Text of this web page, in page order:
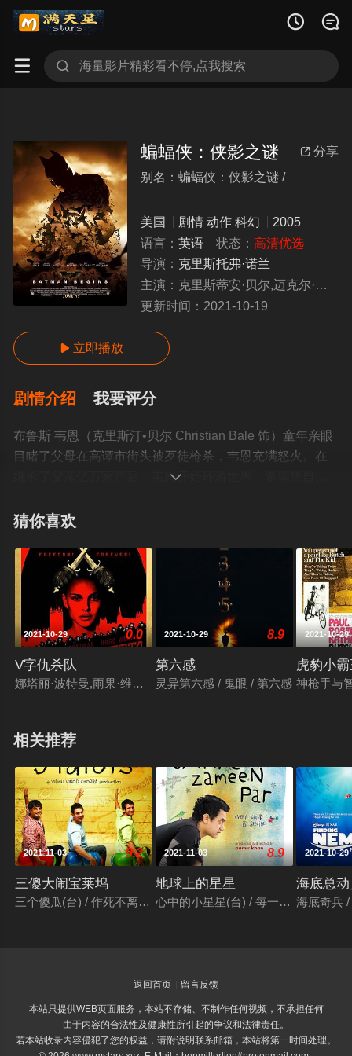
 
 
 分享
蝙蝠侠：侠影之谜
别名：蝙蝠侠：侠影之谜 /
美国
剧情 动作 科幻
2005
语言： 英语 状态： 高清优选
导演： 克里斯托弗·诺兰
主演： 克里斯蒂安·贝尔,迈克尔·凯恩,连姆·尼森,凯蒂·霍尔姆斯
更新时间： 2021-10-19
 立即播放
剧情介绍 我要评分
布鲁斯 韦恩（克里斯汀•贝尔 Christian Bale 饰）童年亲眼
目睹了父母在高谭市街头被歹徒枪杀，韦恩充满怒火。在
继承了父亲亿万家产后，韦恩开始环游世界，希望凭自己
洲他亲自体现了犯罪的感觉，最后被捕入狱。他在狱中遇
的意志力。韦恩很快被神秘的影忍者盟看上，忍者大师一
直想邀他加入。韦恩不久发现影忍者盟对自己的家乡高谭
市另有企图，他毅然回到了故乡。韦恩在自己的庄园发现
了一个地下室，从此他多了一个身份—蝙蝠侠。蝙蝠侠开
始了对抗笼罩在高谭市的黑暗。©豆瓣

猜你喜欢
2021-10-29 0.0
V字仇杀队
娜塔丽·波特曼,雨果·维文,约翰·赫特,斯蒂芬·瑞,斯蒂芬·弗雷,詹姆
2021-10-29 8.9
第六感
灵异第六感 / 鬼眼 / 第六感
2021-10-29
虎豹小
神枪手与
相关推荐
2021-11-03 9.2
三傻大闹宝莱坞
三个傻瓜(台) / 作死不离3兄弟(港) / 三个白痴 / 三个傻蛋 / 三个呆
2021-11-03 8.9
地球上的星星
心中的小星星(台) / 每一个孩子都是特
2021-10-29
海底总
海底奇兵
返回首页 留言反馈
本站只提供WEB页面服务，本站不存储、不制作任何视频，不承担任何
由于内容的合法性及健康性所引起的争议和法律责任。
若本站收录内容侵犯了您的权益，请附说明联系邮箱，本站将第一时间处理。